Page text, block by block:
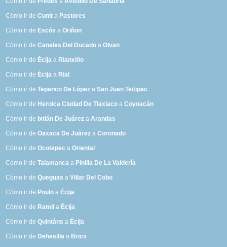
Cómo ir deCunit a Pastores
Cómo ir de Escós aOriñon
Cómo ir deCanales Del Ducado aOlvan
Cómo ir de Écija a Rianxiño
Cómo ir de Écija a Rial
Cómo ir deTepanco De López aSan Juan Teitipac
Cómo ir de Heroica Ciudad De Tlaxiaco aCoyoacán
Cómo ir de Ixtlán De Juárez aArandas
Cómo ir deOaxaca De Juárez aCoronado
Cómo ir deOcotepec aOriental
Cómo ir deTalamanca a Pinilla De La Valdería
Cómo ir deQueguas aVillar Del Cobo
Cómo ir de Poulo a Écija
Cómo ir de Ramil a Écija
Cómo ir deQuintáns a Écija
Cómo ir de Dehesilla a Brics